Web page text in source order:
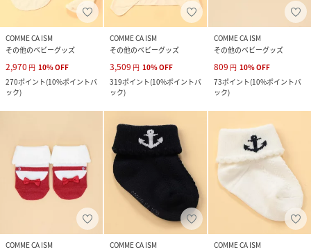
COMME CA ISM
その他のベビーグッズ
2,970 円 10%OFF
270ポイント(10%ポイントバ
ック)
COMME CA ISM
その他のベビーグッズ
3,509 円 10%OFF
319ポイント(10%ポイントバ
ック)
COMME CA ISM
その他のベビーグッズ
809 円 10%OFF
73ポイント(10%ポイントバ
ック)
COMME CA ISM
COMME CA ISM
COMME CA ISM